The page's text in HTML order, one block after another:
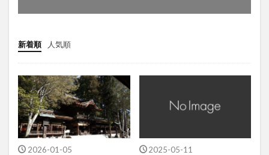
新着順 人気順
2026-01-05
2025-05-11